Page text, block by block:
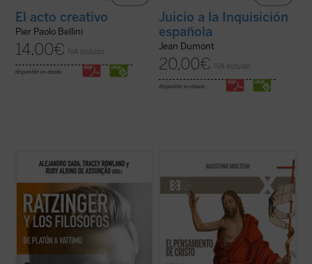
El acto creativo
Pier Paolo Bellini
14,00€ IVA incluido
disponible en ebook:
Juicio a la Inquisición
española
Jean Dumont
20,00€ IVA incluido
disponible en ebook:
La conversación y el diálogo con filósofos
clásicos y contemporáneos es una de las
pensamiento del papa teólogo. Una
compilación de los interlocutores más
relevantes y una visión de conjunto de ...
(ver ficha)
sobre la «teología» de Charles Péguy se
han centrado solamente en algunos
aspectos específicos de la reflexión
cristiana, pero no han indagado sobre
cómo el escritor supo reconocer el
pensamiento de ...
(ver ficha)